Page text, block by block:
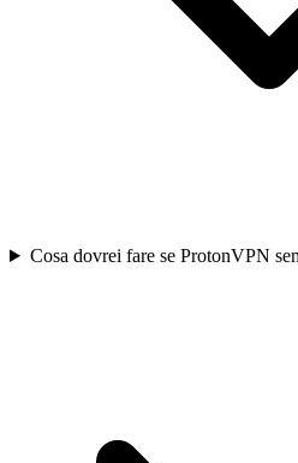
Cosa dovrei fare se ProtonVPN